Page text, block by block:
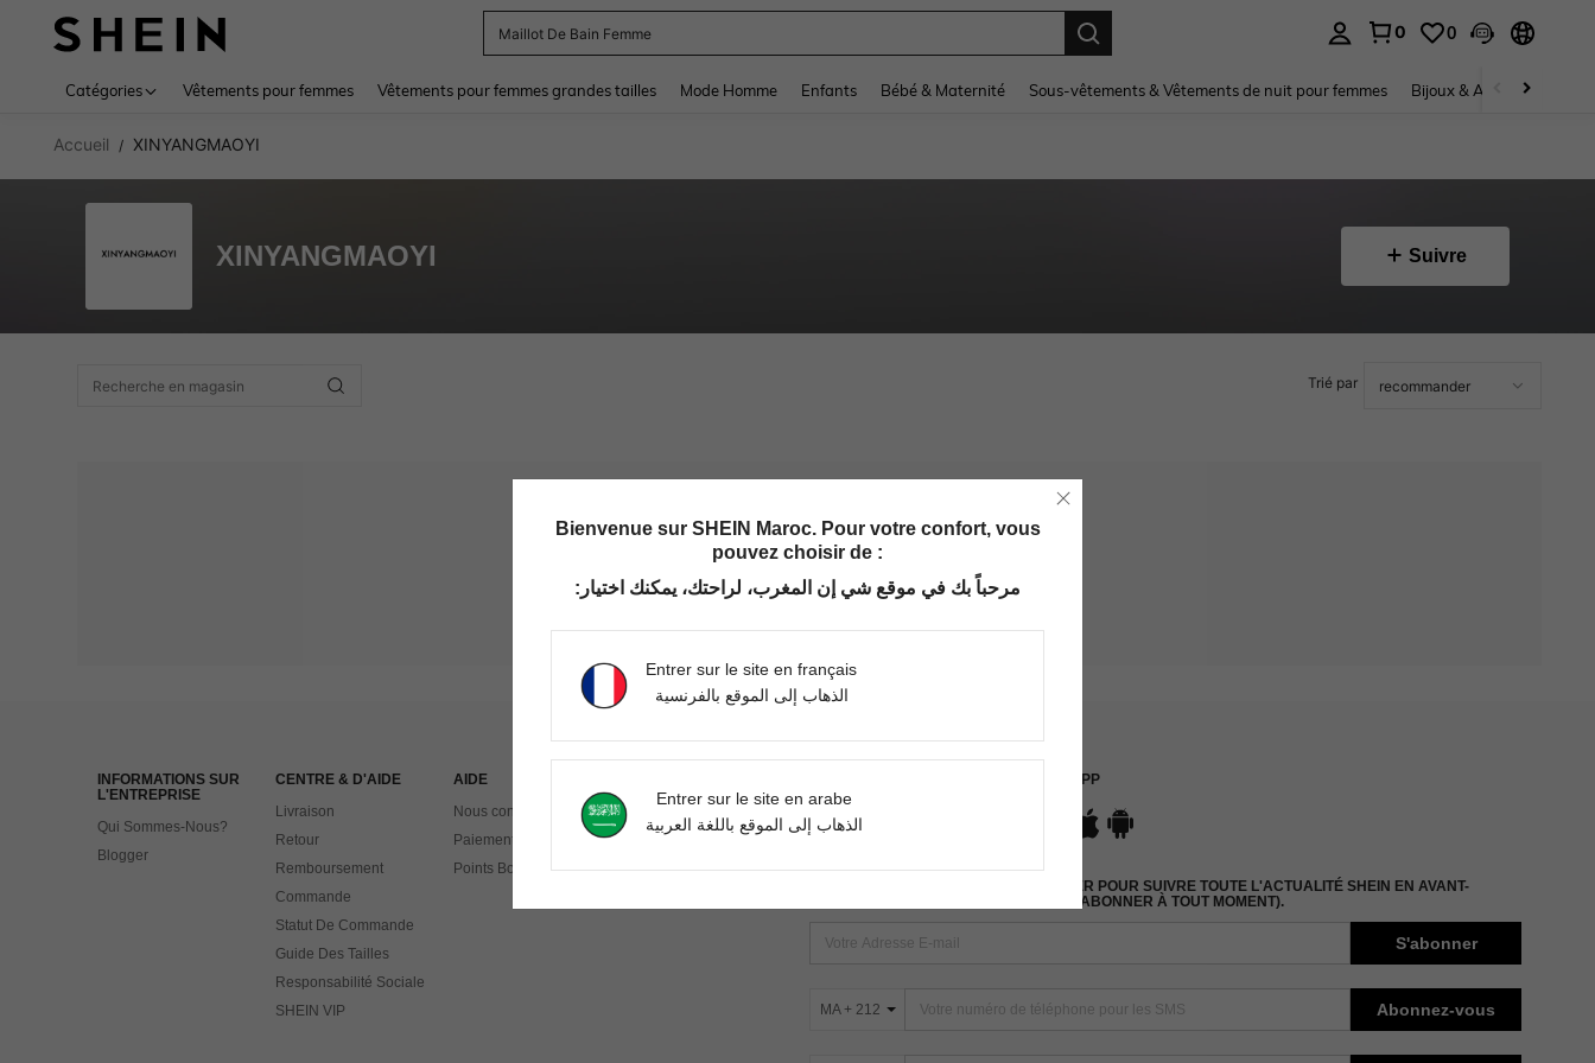
Maillot De Bain Femme
0 0
Catégories Vêtements pour femmes Vêtements pour femmes grandes tailles Mode Homme Enfants Bébé & Maternité Sous-vêtements & Vêtements de nuit pour femmes Bijoux & Accessoires pour
Accueil / XINYANGMAOYI
XINYANGMAOYI Suivre
Trié par
INFORMATIONS SUR
L'ENTREPRISE
Qui Sommes-Nous?
Blogger
CENTRE & D'AIDE
Livraison
Retour
Remboursement
Commande
Statut De Commande
Guide Des Tailles
Responsabilité Sociale
SHEIN VIP
AIDE
Nous contacter
Paiement
Points Bonus
APP
ABONNEZ-VOUS À NOTRE NEWSLETTER POUR SUIVRE TOUTE L'ACTUALITÉ SHEIN EN AVANT-
PREMIÈRE ! (VOUS POUVEZ VOUS DÉSABONNER À TOUT MOMENT).
S'abonner
MA + 212 Abonnez-vous
Bienvenue sur SHEIN Maroc. Pour votre confort, vous
pouvez choisir de :
مرحباً بك في موقع شي إن المغرب، لراحتك، يمكنك اختيار:
Entrer sur le site en français
الذهاب إلى الموقع بالفرنسية
Entrer sur le site en arabe
الذهاب إلى الموقع باللغة العربية